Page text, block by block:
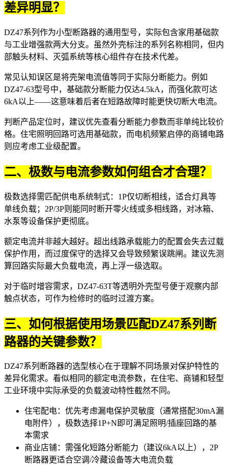
差异明显？
DZ47系列作为小型断路器的通用型号，实际包含家用基础款
与工业增强款两大分支。虽然外壳标注的系列名称相同，但内
部触头材料、灭弧系统等核心组件存在技术代差。
常见认知误区是将壳架电流值等同于实际分断能力。例如
DZ47-63型号中，基础款分断能力仅达4.5kA，而强化款可达
6kA以上——这意味着后者在短路故障时能更快切断大电流。
判断产品定位时，建议优先查看分断能力参数而非单纯比较价
格。住宅照明回路可选用基础款，而电机频繁启停的商铺电路
则应考虑工业级配置。
二、极数与电流参数如何组合才合理？
极数选择需匹配供电系统制式：1P仅切断相线，适合灯具等
单线负载；2P/3P则能同时断开零火线或多相线路，对冰箱、
水泵等设备保护更彻底。
额定电流并非越大越好。超出线路承载能力的配置会失去过载
保护作用，而过度保守的选择又会导致频繁误跳闸。建议先测
算回路实际最大负载电流，再上浮一级选取。
对于临时增容需求，DZ47-63T等透明外壳型号便于观察内部
触点状态，可作为检修时的临时过渡方案。
三、如何根据使用场景匹配DZ47系列断
路器的关键参数？
DZ47系列断路器的选型核心在于理解不同场景对保护特性的
差异化需求。看似相同的额定电流参数，在住宅、商铺和轻型
工业环境中实际承受的负载波动特性截然不同。
住宅配电：优先考虑漏电保护灵敏度（通常搭配30mA漏
电附件），极数选择1P+N即可满足照明/插座回路的基
本需求
商业店铺：需强化短路分断能力（建议6kA以上），2P
断路器更适合空调/冷藏设备等大电流负载